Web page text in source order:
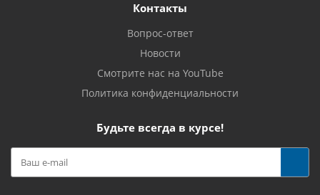
Контакты
Вопрос-ответ
Новости
Смотрите нас на YouTube
Политика конфиденциальности
Будьте всегда в курсе!